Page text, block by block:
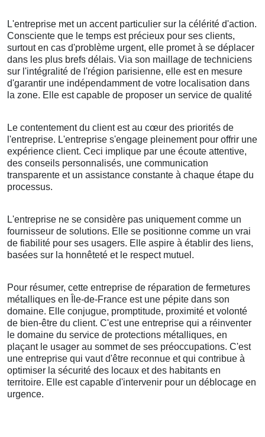
L'entreprise met un accent particulier sur la célérité d'action.
Consciente que le temps est précieux pour ses clients,
surtout en cas d'problème urgent, elle promet à se déplacer
dans les plus brefs délais. Via son maillage de techniciens
sur l'intégralité de l'région parisienne, elle est en mesure
d'garantir une indépendamment de votre localisation dans
la zone. Elle est capable de proposer un service de qualité
Le contentement du client est au cœur des priorités de
l'entreprise. L'entreprise s'engage pleinement pour offrir une
expérience client. Ceci implique par une écoute attentive,
des conseils personnalisés, une communication
transparente et un assistance constante à chaque étape du
processus.
L'entreprise ne se considère pas uniquement comme un
fournisseur de solutions. Elle se positionne comme un vrai
de fiabilité pour ses usagers. Elle aspire à établir des liens,
basées sur la honnêteté et le respect mutuel.
Pour résumer, cette entreprise de réparation de fermetures
métalliques en Île-de-France est une pépite dans son
domaine. Elle conjugue, promptitude, proximité et volonté
de bien-être du client. C'est une entreprise qui a réinventer
le domaine du service de protections métalliques, en
plaçant le usager au sommet de ses préoccupations. C'est
une entreprise qui vaut d'être reconnue et qui contribue à
optimiser la sécurité des locaux et des habitants en
territoire. Elle est capable d'intervenir pour un déblocage en
urgence.